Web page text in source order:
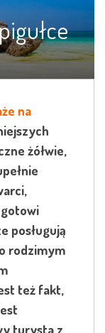
na
żółwie,
posługują
rodzimym
też fakt,
turysta z